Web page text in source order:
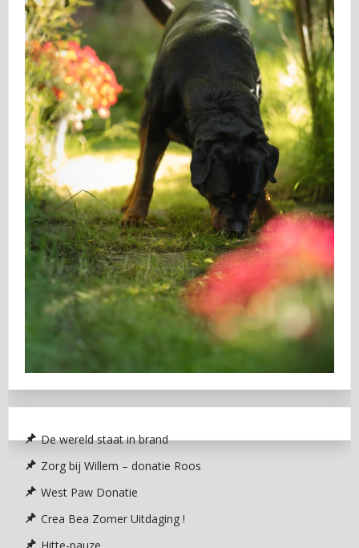
De wereld staat in brand
Zorg bij Willem – donatie Roos
West Paw Donatie
Crea Bea Zomer Uitdaging !